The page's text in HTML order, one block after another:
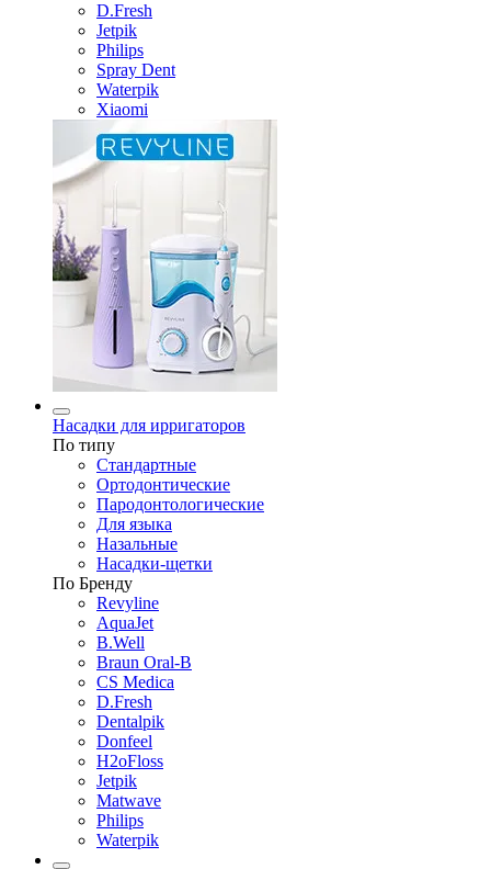
D.Fresh
Jetpik
Philips
Spray Dent
Waterpik
Xiaomi
Насадки для ирригаторов
По типу
Стандартные
Ортодонтические
Пародонтологические
Для языка
Назальные
Насадки-щетки
По Бренду
Revyline
AquaJet
B.Well
Braun Oral-B
CS Medica
D.Fresh
Dentalpik
Donfeel
H2oFloss
Jetpik
Matwave
Philips
Waterpik